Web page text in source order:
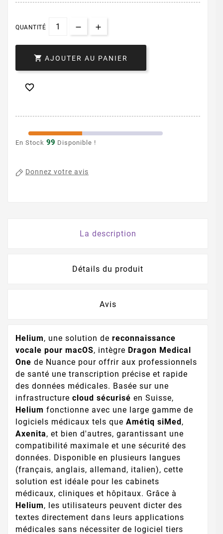
QUANTITÉ
 AJOUTER AU PANIER

En Stock 99 Disponible !
Donnez votre avis
La description
Détails du produit
Avis
Helium, une solution de reconnaissance
vocale pour macOS, intègre Dragon Medical
One de Nuance pour offrir aux professionnels
de santé une transcription précise et rapide
des données médicales. Basée sur une
infrastructure cloud sécurisé en Suisse,
Helium fonctionne avec une large gamme de
logiciels médicaux tels que Amétiq siMed ,
Axenita, et bien d'autres, garantissant une
compatibilité maximale et une sécurité des
données. Disponible en plusieurs langues
(français, anglais, allemand, italien), cette
solution est idéale pour les cabinets
médicaux, cliniques et hôpitaux. Grâce à
Helium, les utilisateurs peuvent dicter des
textes directement dans leurs applications
médicales sans nécessiter de logiciel tiers